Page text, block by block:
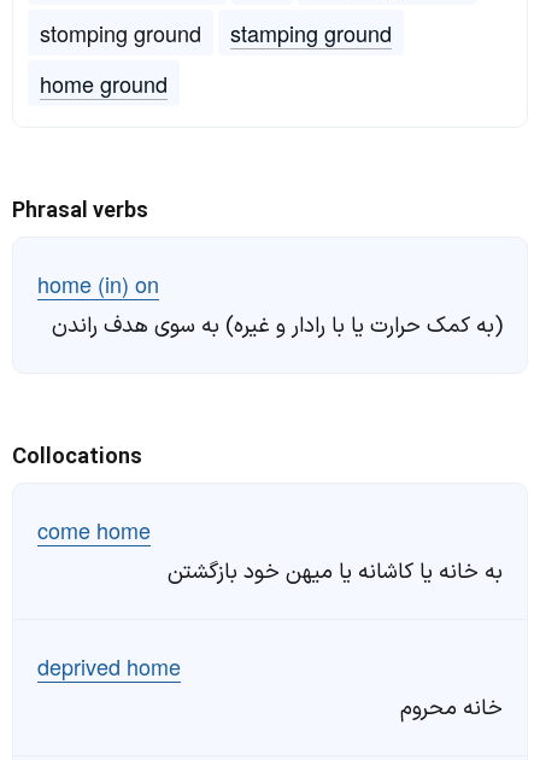
stomping ground
stamping ground
home ground
Phrasal verbs
home (in) on
(به کمک حرارت یا با رادار و غیره) به سوی هدف راندن
Collocations
come home
به خانه یا کاشانه یا میهن خود بازگشتن
deprived home
خانه محروم